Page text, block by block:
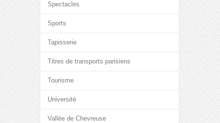
Spectacles
Sports
Tapisserie
Titres de transports parisiens
Tourisme
Université
Vallée de Chevreuse